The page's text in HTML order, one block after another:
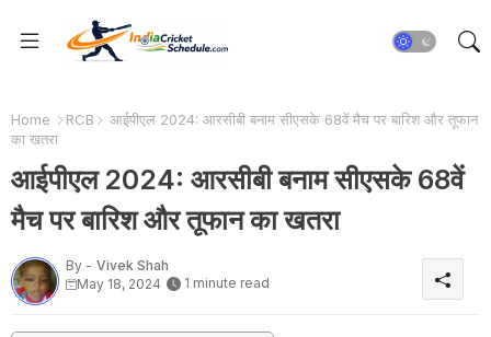
Home RCB
आईपीएल 2024: आरसीबी बनाम सीएसके 68वें मैच पर बारिश और तूफान
का खतरा
आईपीएल 2024: आरसीबी बनाम सीएसके 68वें
मैच पर बारिश और तूफान का खतरा
By - Vivek Shah
May 18, 2024
1 minute read